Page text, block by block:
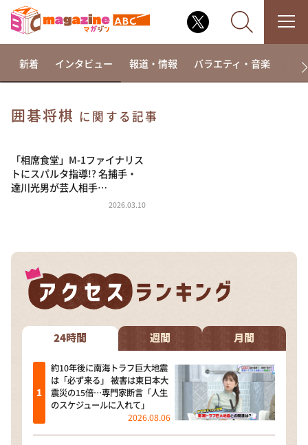
相席食堂
これ余談なんですけど・・・
～人生密着トークバラエティ！～ やすとものいたっ
河合＆A.B.C-Z塚田×福井アナ「なんでやねん！？」
（news おかえり）
DAIGOも台所 ～きょうの献立 何にする？～
本日はダイアンなり！シーズン２
朝だ！生です旅サラダ
教えて！ニュースライブ 正義のミカタ
ＬＩＦＥ～夢のカタチ～
新婚さんいらっしゃい！
新着 インタビュー 報道・情報 バラエティ・音楽 ド
囲碁将棋 に関する記事
「相席食堂」M-1ファイナリス
トにスパルタ指導!? 名捕手・
達川光男が芸人相手…
2026.03.10
24時間 週間 月間
約10年後に南海トラフ巨大地震
は「必ず来る」 被害は東日本大
震災の15倍…専門家断言「人生
のスケジュールに入れて」
2026.08.06